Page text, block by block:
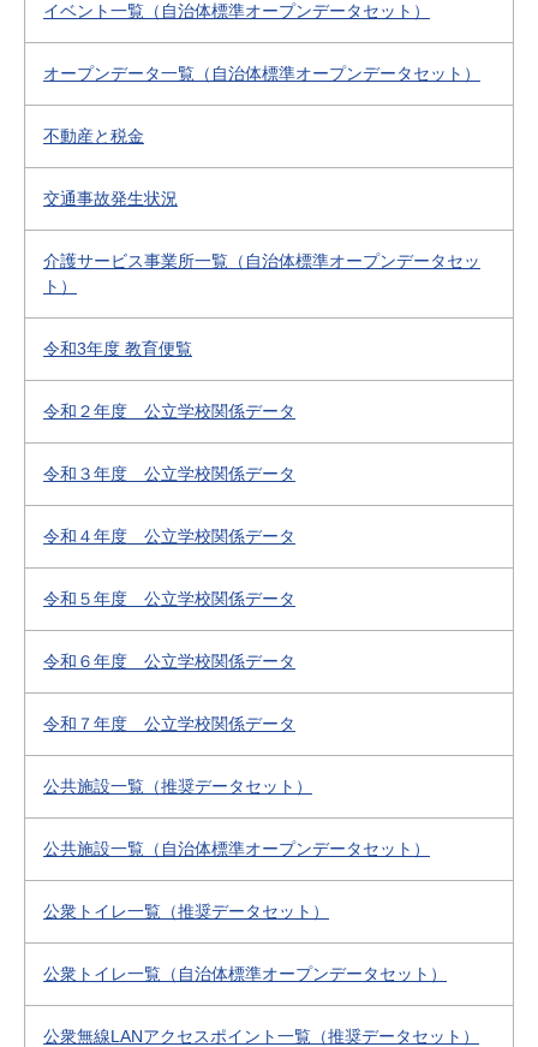
イベント一覧（自治体標準オープンデータセット）
オープンデータ一覧（自治体標準オープンデータセット）
不動産と税金
交通事故発生状況
介護サービス事業所一覧（自治体標準オープンデータセッ
ト）
令和3年度 教育便覧
令和２年度 公立学校関係データ
令和３年度 公立学校関係データ
令和４年度 公立学校関係データ
令和５年度 公立学校関係データ
令和６年度 公立学校関係データ
令和７年度 公立学校関係データ
公共施設一覧（推奨データセット）
公共施設一覧（自治体標準オープンデータセット）
公衆トイレ一覧（推奨データセット）
公衆トイレ一覧（自治体標準オープンデータセット）
公衆無線LANアクセスポイント一覧（推奨データセット）